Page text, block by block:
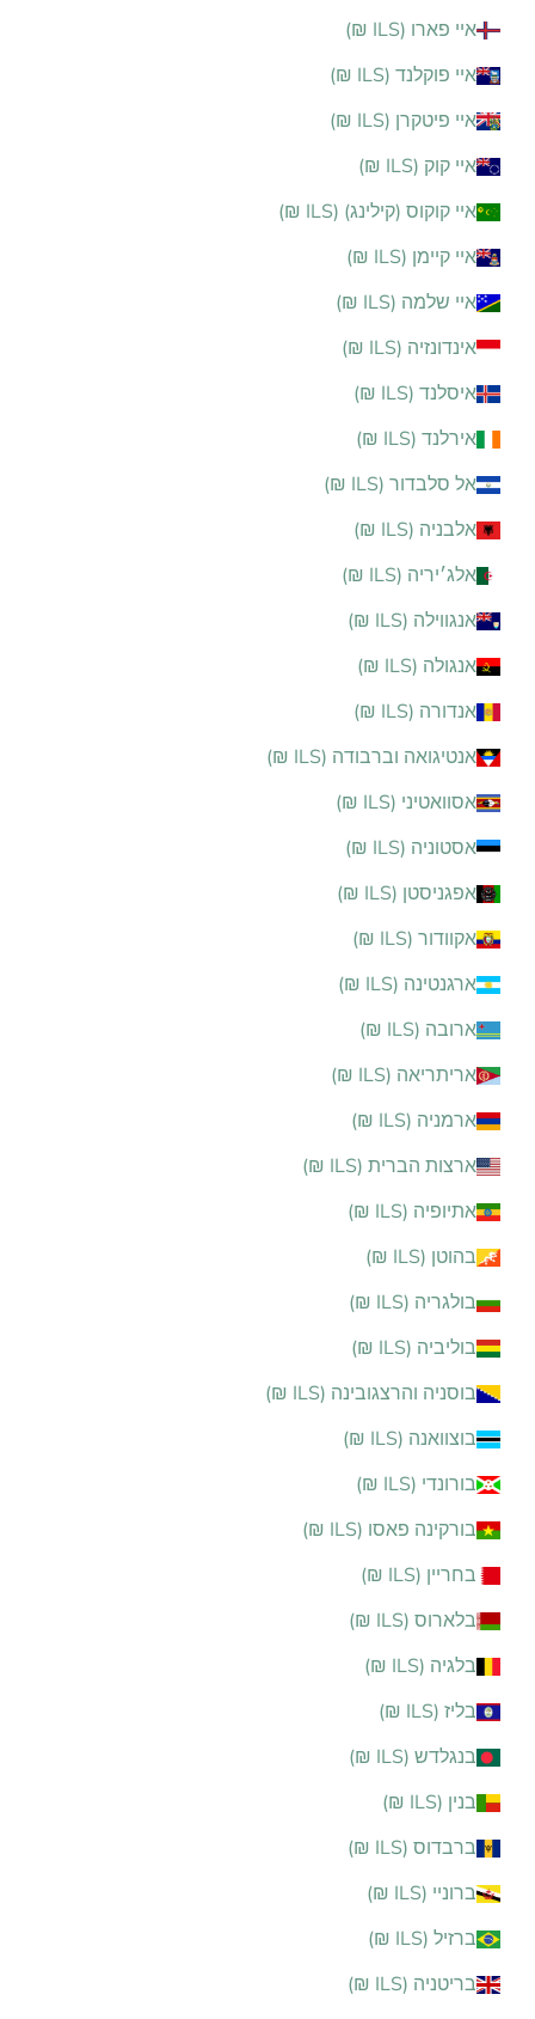
איי פארו (ILS ₪)
איי פוקלנד (ILS ₪)
איי פיטקרן (ILS ₪)
איי קוק (ILS ₪)
איי קוקוס (קילינג) (ILS ₪)
איי קיימן (ILS ₪)
איי שלמה (ILS ₪)
אינדונזיה (ILS ₪)
איסלנד (ILS ₪)
אירלנד (ILS ₪)
אל סלבדור (ILS ₪)
אלבניה (ILS ₪)
אלג׳יריה (ILS ₪)
אנגווילה (ILS ₪)
אנגולה (ILS ₪)
אנדורה (ILS ₪)
אנטיגואה וברבודה (ILS ₪)
אסוואטיני (ILS ₪)
אסטוניה (ILS ₪)
אפגניסטן (ILS ₪)
אקוודור (ILS ₪)
ארגנטינה (ILS ₪)
ארובה (ILS ₪)
אריתריאה (ILS ₪)
ארמניה (ILS ₪)
ארצות הברית (ILS ₪)
אתיופיה (ILS ₪)
בהוטן (ILS ₪)
בולגריה (ILS ₪)
בוליביה (ILS ₪)
בוסניה והרצגובינה (ILS ₪)
בוצוואנה (ILS ₪)
בורונדי (ILS ₪)
בורקינה פאסו (ILS ₪)
בחריין (ILS ₪)
בלארוס (ILS ₪)
בלגיה (ILS ₪)
בליז (ILS ₪)
בנגלדש (ILS ₪)
בנין (ILS ₪)
ברבדוס (ILS ₪)
ברוניי (ILS ₪)
ברזיל (ILS ₪)
בריטניה (ILS ₪)